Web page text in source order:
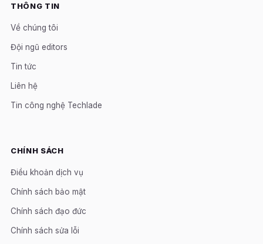
THÔNG TIN
Về chúng tôi
Đội ngũ editors
Tin tức
Liên hệ
Tin công nghệ Techlade
CHÍNH SÁCH
Điều khoản dịch vụ
Chính sách bảo mật
Chính sách đạo đức
Chính sách sửa lỗi